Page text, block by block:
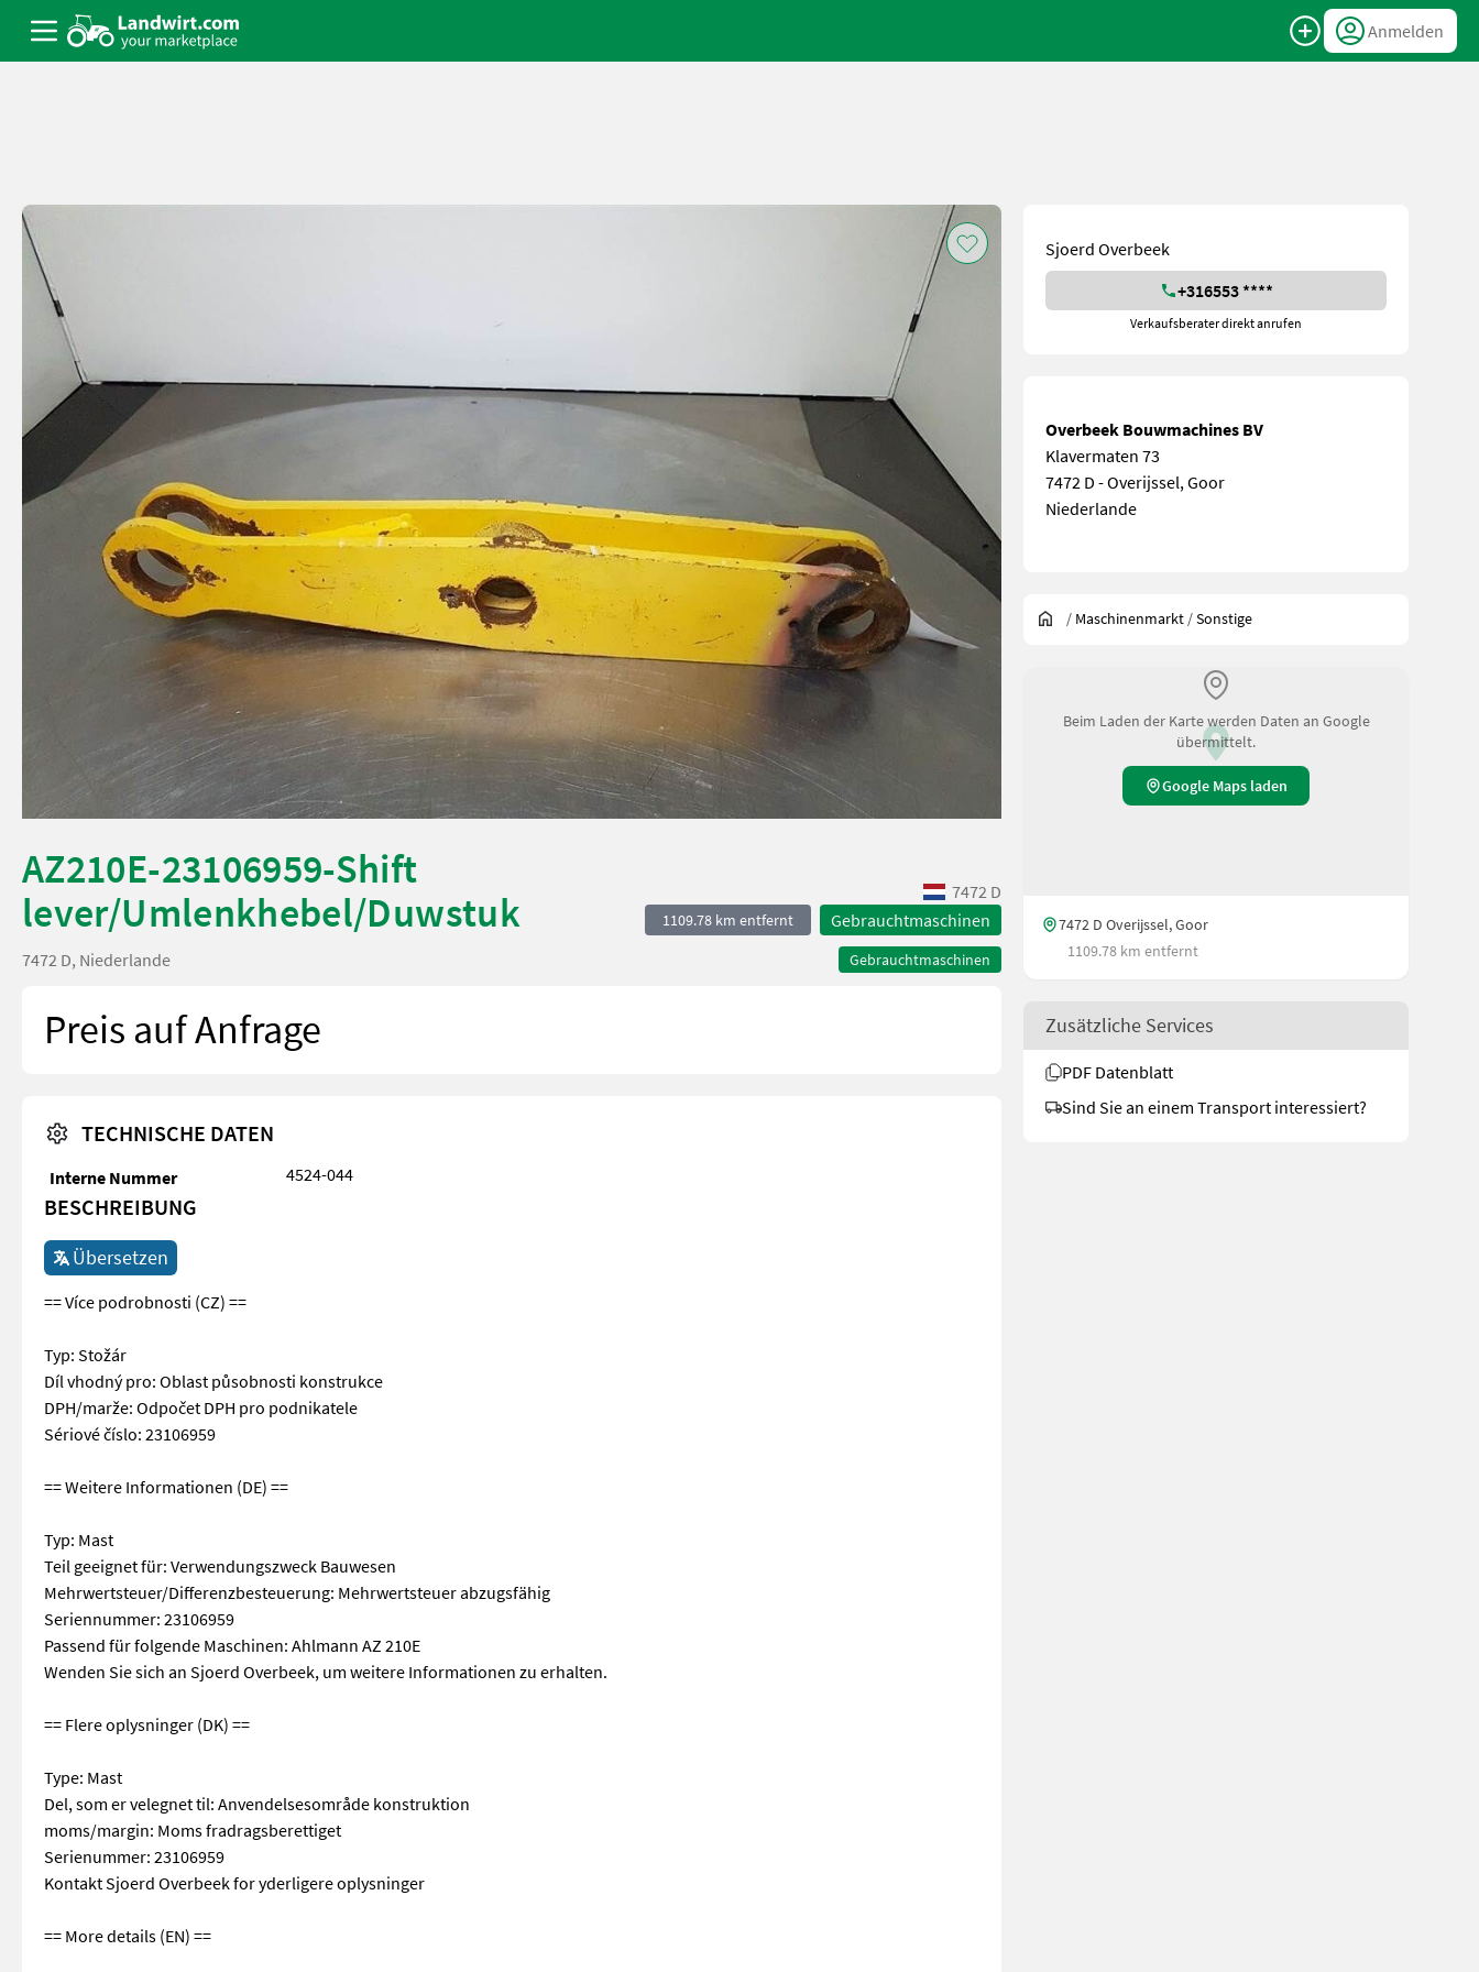
Anmelden
AZ210E-23106959-Shift
lever/Umlenkhebel/Duwstuk
7472 D
1109.78 km entfernt Gebrauchtmaschinen
Gebrauchtmaschinen
7472 D, Niederlande
Preis auf Anfrage
TECHNISCHE DATEN
Interne Nummer 4524-044
BESCHREIBUNG
Übersetzen
== Více podrobnosti (CZ) ==
Typ: Stožár
Díl vhodný pro: Oblast působnosti konstrukce
DPH/marže: Odpočet DPH pro podnikatele
Sériové číslo: 23106959
== Weitere Informationen (DE) ==
Typ: Mast
Teil geeignet für: Verwendungszweck Bauwesen
Mehrwertsteuer/Differenzbesteuerung: Mehrwertsteuer abzugsfähig
Seriennummer: 23106959
Passend für folgende Maschinen: Ahlmann AZ 210E
Wenden Sie sich an Sjoerd Overbeek, um weitere Informationen zu erhalten.
== Flere oplysninger (DK) ==
Type: Mast
Del, som er velegnet til: Anvendelsesområde konstruktion
moms/margin: Moms fradragsberettiget
Serienummer: 23106959
Kontakt Sjoerd Overbeek for yderligere oplysninger
== More details (EN) ==
Sjoerd Overbeek
+316553 ****
Verkaufsberater direkt anrufen
Overbeek Bouwmachines BV
Klavermaten 73
7472 D - Overijssel, Goor
Niederlande
/ Maschinenmarkt /Sonstige
Beim Laden der Karte werden Daten an Google
übermittelt.
Google Maps laden
7472 D Overijssel, Goor
1109.78 km entfernt
Zusätzliche Services
PDF Datenblatt
Sind Sie an einem Transport interessiert?